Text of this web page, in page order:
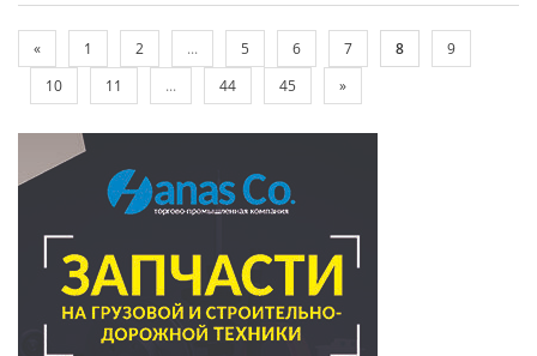
« 1 2 ... 5 6 7 8
9
10
11 ... 44 45 »